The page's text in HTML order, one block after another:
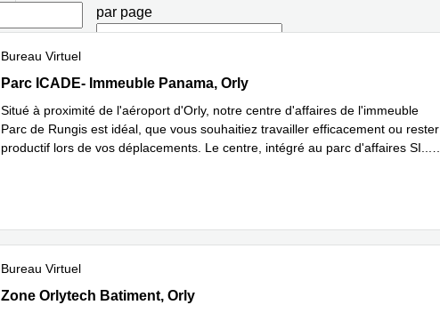
par page
Bureau Virtuel
Parc ICADE- Immeuble Panama 45 Rue de Villeneuve, Orly
Parc ICADE- Immeuble Panama, Orly
Situé à proximité de l'aéroport d'Orly, notre centre d'affaires de l'immeuble
Parc de Rungis est idéal, que vous souhaitiez travailler efficacement ou rester
productif lors de vos déplacements. Le centre, intégré au parc d'affaires SI
Bureau Virtuel
Zone Orlytech Batiment 516,1 allée du commandant Mouchotte, Orly
Zone Orlytech Batiment, Orly